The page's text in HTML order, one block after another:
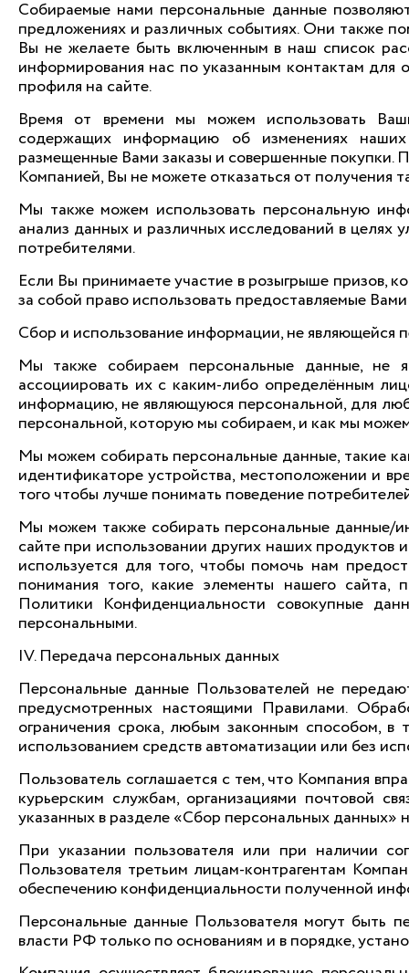
Собираемые нами персональные данные
предложениях и различных событиях. Они также
Вы не желаете быть включенным в наш список
информирования нас по указанным контактам для
профиля на сайте.
Время от времени мы можем использовать
содержащих информацию об изменениях
размещенные Вами заказы и совершенные покупки.
Компанией, Вы не можете отказаться от получения
Мы также можем использовать персональную
анализ данных и различных исследований в целях
потребителями.
Если Вы принимаете участие в розыгрыше призов,
за собой право использовать предоставляемые
Сбор и использование информации, не являющейся
Мы также собираем персональные данные, не
ассоциировать их с каким-либо определённым
информацию, не являющуюся персональной, для
персональной, которую мы собираем, и как мы
Мы можем собирать персональные данные, такие
идентификаторе устройства, местоположении и
того чтобы лучше понимать поведение
Мы можем также собирать персональные данные/
сайте при использовании других наших продуктов
используется для того, чтобы помочь нам
понимания того, какие элементы нашего сайта,
Политики Конфиденциальности совокупные
персональными.
IV. Передача персональных данных
Персональные данные Пользователей не
предусмотренных настоящими Правилами.
ограничения срока, любым законным способом,
использованием средств автоматизации или без
Пользователь соглашается с тем, что Компания
курьерским службам, организациями почтовой
указанных в разделе «Сбор персональных
При указании пользователя или при наличии
Пользователя третьим лицам-контрагентам
обеспечению конфиденциальности полученной
Персональные данные Пользователя могут быть
власти РФ только по основаниям и в порядке,